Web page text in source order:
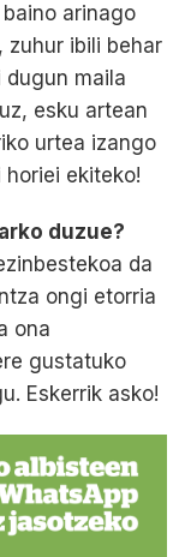
arinago
zuhur ibili behar
maila
esku artean
urtea izango
ekiteko!
duzue?
da
ongi etorria
ona
gustatuko
Eskerrik asko!